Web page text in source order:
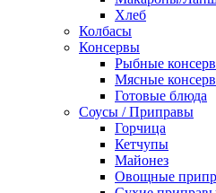
Хлеб
Колбасы
Консервы
Рыбные
Мясные
Готовые блюда
Соусы / Приправы
Горчица
Кетчупы
Майонез
Овощные